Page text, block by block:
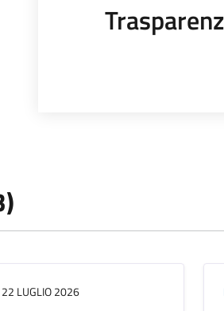
22 LUGLIO 2026